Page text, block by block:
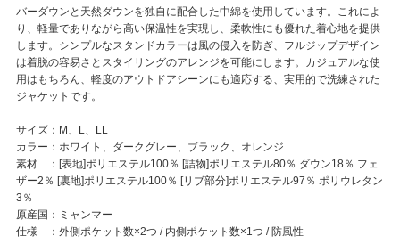
バーダウンと天然ダウンを独自に配合した中綿を使用しています。これによ
り、軽量でありながら高い保温性を実現し、柔軟性にも優れた着心地を提供
します。シンプルなスタンドカラーは風の侵入を防ぎ、フルジップデザイン
は着脱の容易さとスタイリングのアレンジを可能にします。カジュアルな使
用はもちろん、軽度のアウトドアシーンにも適応する、実用的で洗練された
ジャケットです。
サイズ：M、L、LL
カラー：ホワイト、ダークグレー、ブラック、オレンジ
素材 ：[表地]ポリエステル100％ [詰物]ポリエステル80％ ダウン18％ フェ
ザー2％ [裏地]ポリエステル100％ [リブ部分]ポリエステル97％ ポリウレタン
3％
原産国：ミャンマー
仕様 ：外側ポケット数×2つ / 内側ポケット数×1つ / 防風性